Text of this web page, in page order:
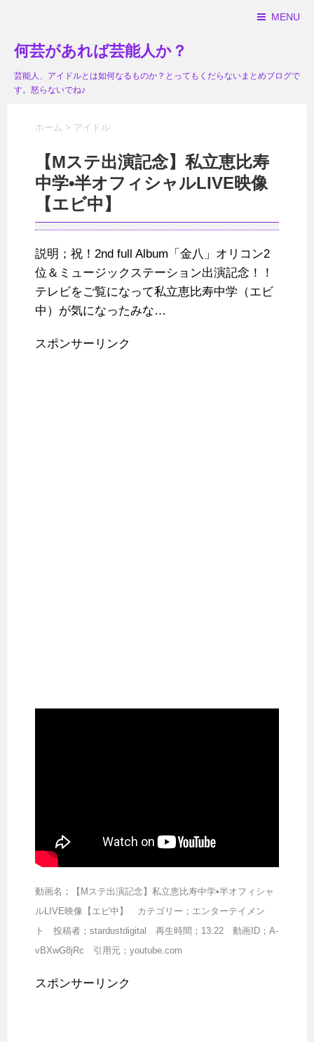
MENU
何芸があれば芸能人か？
芸能人、アイドルとは如何なるものか？とってもくだらないまとめブログで
す。怒らないでね♪
ホーム > アイドル
【Mステ出演記念】私立恵比寿
中学•半オフィシャルLIVE映像
【エビ中】
説明；祝！2nd full Album「金八」オリコン2
位＆ミュージックステーション出演記念！！
テレビをご覧になって私立恵比寿中学（エビ
中）が気になったみな…
スポンサーリンク
動画名；【Mステ出演記念】私立恵比寿中学•半オフィシャ
ルLIVE映像【エビ中】 カテゴリー；エンターテイメン
ト 投稿者；stardustdigital 再生時間；13:22 動画ID；A-
vBXwG8jRc 引用元；youtube.com
スポンサーリンク